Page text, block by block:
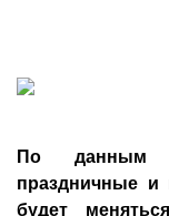
По данным
праздничные и
будет